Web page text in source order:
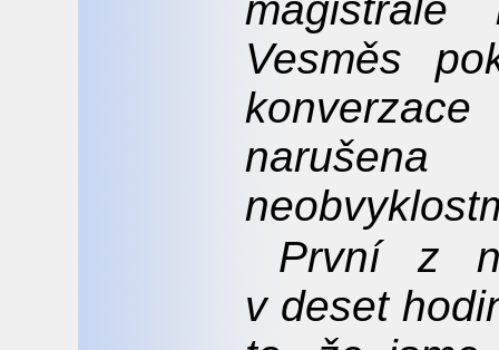
Vesměs
První z
v deset